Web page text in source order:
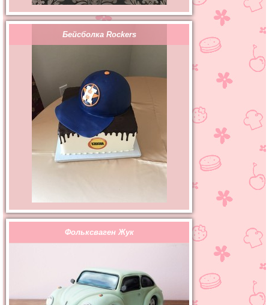
Бейсболка Rockers
Фольксваген Жук